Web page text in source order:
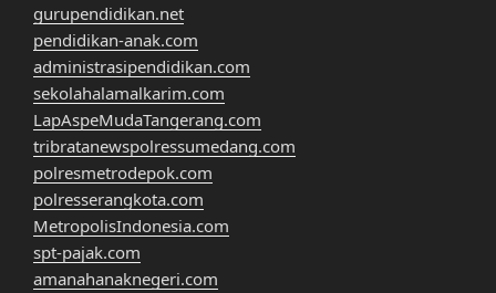
gurupendidikan.net
pendidikan-anak.com
administrasipendidikan.com
sekolahalamalkarim.com
LapAspeMudaTangerang.com
tribratanewspolressumedang.com
polresmetrodepok.com
polresserangkota.com
MetropolisIndonesia.com
spt-pajak.com
amanahanaknegeri.com